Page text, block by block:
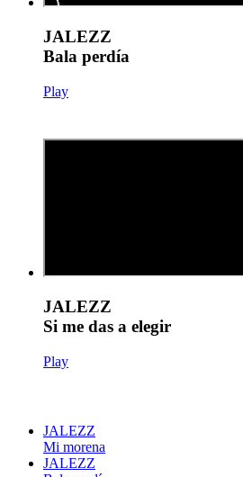
JALEZZ
Bala perdía
Play
JALEZZ
Si me das a elegir
Play
JALEZZ
Mi morena
JALEZZ